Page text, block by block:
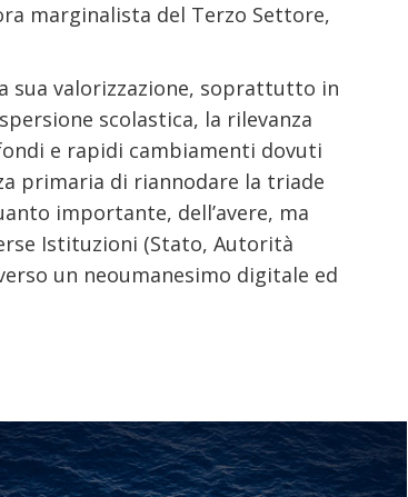
marginalista del Terzo Settore,
sua valorizzazione, soprattutto in
scolastica, la rilevanza
e rapidi cambiamenti dovuti
primaria di riannodare la triade
importante, dell’avere, ma
Istituzioni (Stato, Autorità
un neoumanesimo digitale ed